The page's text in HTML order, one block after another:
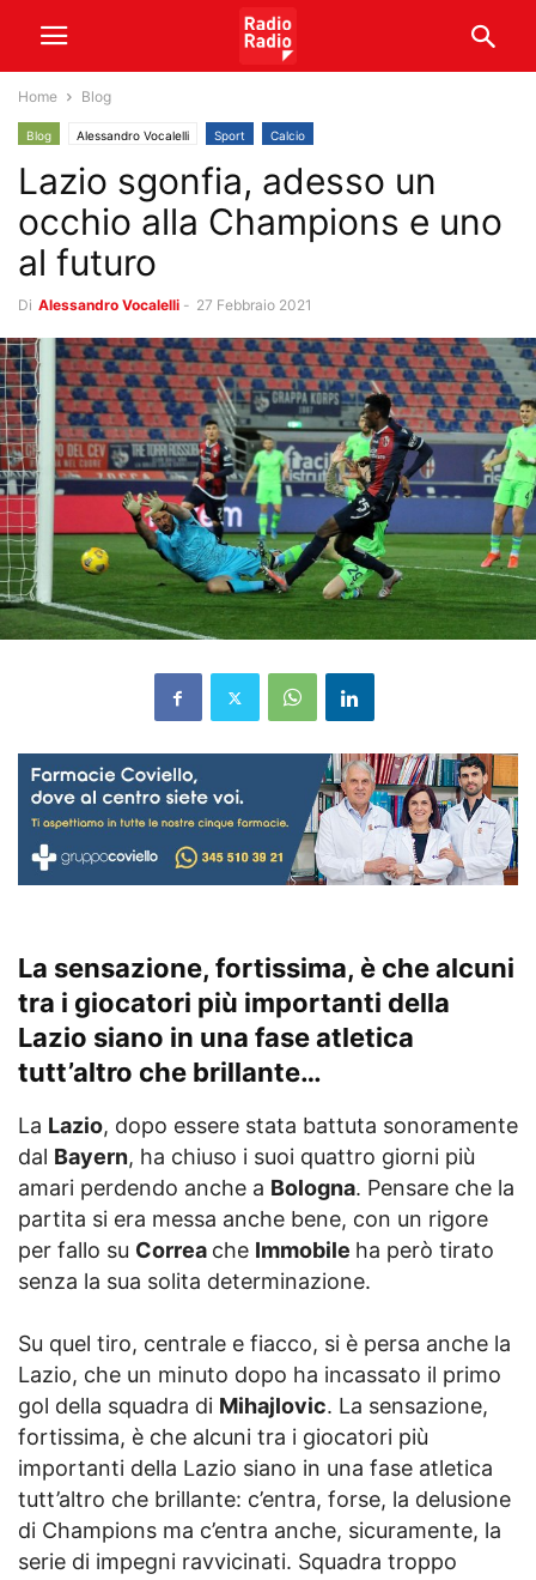
Home Blog
Blog Alessandro Vocalelli Sport Calcio
Lazio sgonfia, adesso un
occhio alla Champions e uno
al futuro
Di Alessandro Vocalelli - 27 Febbraio 2021
La sensazione, fortissima, è che alcuni
tra i giocatori più importanti della
Lazio siano in una fase atletica
tutt’altro che brillante…
La Lazio, dopo essere stata battuta sonoramente
dal Bayern, ha chiuso i suoi quattro giorni più
amari perdendo anche a Bologna. Pensare che la
partita si era messa anche bene, con un rigore
per fallo su Correa che Immobile ha però tirato
senza la sua solita determinazione.
Su quel tiro, centrale e fiacco, si è persa anche la
Lazio, che un minuto dopo ha incassato il primo
gol della squadra di Mihajlovic. La sensazione,
fortissima, è che alcuni tra i giocatori più
importanti della Lazio siano in una fase atletica
tutt’altro che brillante: c’entra, forse, la delusione
di Champions ma c’entra anche, sicuramente, la
serie di impegni ravvicinati. Squadra troppo